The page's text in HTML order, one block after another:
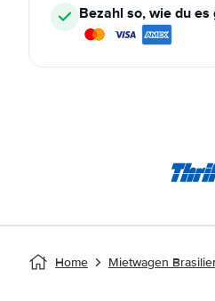
Bezahl so, wie du
Home Mietwagen